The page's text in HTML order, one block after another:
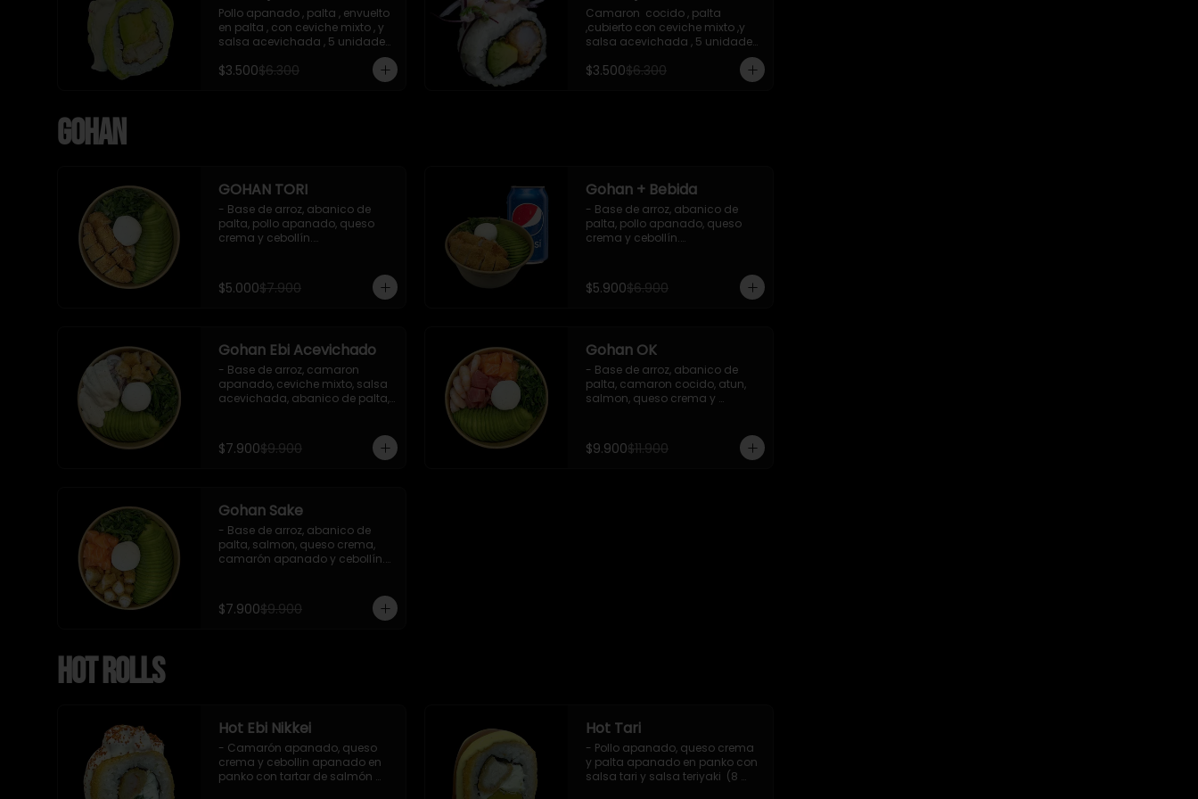
Pollo apanado , palta , envuelto
en palta , con ceviche mixto , y
salsa acevichada , 5 unidades
$3.500$6.300
Camaron  cocido , palta
,cubierto con ceviche mixto ,y
salsa acevichada , 5 unidades
$3.500$6.300
Gohan
GOHAN TORI
- Base de arroz, abanico de
palta, pollo apanado, queso
crema y cebollín.
$5.000$7.900
Gohan + Bebida
- Base de arroz, abanico de
palta, pollo apanado, queso
crema y cebollín.
disponibilidad)
$5.900$6.900
Gohan Ebi Acevichado
- Base de arroz, camaron
apanado, ceviche mixto, salsa
acevichada, abanico de palta,
$7.900$9.900
Gohan OK
- Base de arroz, abanico de
palta, camaron cocido, atun,
salmon, queso crema y
$9.900$11.900
Gohan Sake
- Base de arroz, abanico de
palta, salmon, queso crema,
camarón apanado y cebollín.
$7.900$9.900
Hot Rolls
Hot Ebi Nikkei
- Camarón apanado, queso
crema y cebollin apanado en
panko con tartar de salmón
Hot Tari
- Pollo apanado, queso crema
y palta apanado en panko con
salsa tari y salsa teriyaki  (8